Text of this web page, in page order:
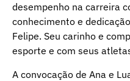
desempenho na carreira
conhecimento e
Felipe. Seu carinho e
esporte e com seus
A convocação de Ana e